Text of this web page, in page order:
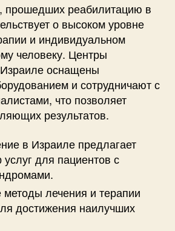
прошедших реабилитацию в
о высоком уровне
и индивидуальном
человеку. Центры
оснащены
и сотрудничают с
что позволяет
результатов.
в Израиле предлагает
услуг для пациентов с
лечения и терапии
достижения наилучших